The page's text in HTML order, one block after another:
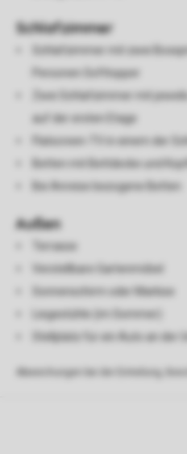
Schlafzimmer
Schlafzimmer mit zwei
Personen Softtopper
Zwei Schlafzimmer mit
auf der ersten Etage
Flatscreen-TV in einem der
Betten mit Bettdecke und
Bei Anreise bezogene Betten
Außen
Terrasse
Verstellbare Gartenmöbel
Sonnenschirm oder Markise
Liegestühle (im Sommer)
Stellplatz für ein Auto an der